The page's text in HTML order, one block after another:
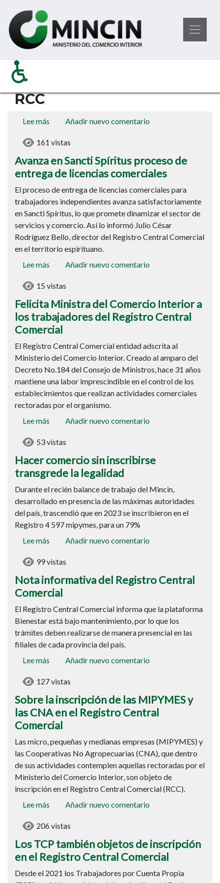
RCC
Lee más sobre
en
Sancti
Spíritus
proceso
de
entrega
de
licencias
comerciales
Añadir nuevo comentario
161 vistas
Avanza en Sancti Spíritus proceso de
entrega de licencias comerciales
El proceso de entrega de licencias comerciales para
trabajadores independientes avanza satisfactoriamente
en Sancti Spíritus, lo que promete dinamizar el sector de
servicios y comercio. Así lo informó Julio César
Rodríguez Bello, director del Registro Central Comercial
en el territorio espirituano.
Lee más sobre
Ministra
del
Comercio
Interior
a
los
trabajadores
del
Registro
Central
Comercial
Añadir nuevo comentario
15 vistas
Felicita Ministra del Comercio Interior a
los trabajadores del Registro Central
Comercial
El Registro Central Comercial entidad adscrita al
Ministerio del Comercio Interior. Creado al amparo del
Decreto No.184 del Consejo de Ministros, hace 31 años
mantiene una labor imprescindible en el control de los
establecimientos que realizan actividades comerciales
rectoradas por el organismo.
Lee más sobre
comercio
inscribirse
transgrede
la
legalidad
Añadir nuevo comentario
53 vistas
Hacer comercio sin inscribirse
transgrede la legalidad
Durante el recién balance de trabajo del Mincin,
desarrollado en presencia de las máximas autoridades
del país, trascendió que en 2023 se inscribieron en el
Registro 4 597 mipymes, para un 79%
Lee más sobre
informativa
del
Registro
Central
Comercial
Añadir nuevo comentario
99 vistas
Nota informativa del Registro Central
Comercial
El Registro Central Comercial informa que la plataforma
Bienestar está bajo mantenimiento, por lo que los
trámites deben realizarse de manera presencial en las
filiales de cada provincia del país.
Lee más sobre
la
inscripción
de
las
MIPYMES
y
las
CNA
en
el
Registro
Comercial
Añadir nuevo comentario
127 vistas
Sobre la inscripción de las MIPYMES y
las CNA en el Registro Central
Comercial
Las micro, pequeñas y medianas empresas (MIPYMES) y
las Cooperativas No Agropecuarias (CNA), que dentro
de sus actividades contemplen aquellas rectoradas por el
Ministerio del Comercio Interior, son objeto de
inscripción en el Registro Central Comercial (RCC).
Lee más sobre
TCP
también
objetos
de
inscripción
Añadir nuevo comentario
206 vistas
Los TCP también objetos de inscripción
en el Registro Central Comercial
Desde el 2021 los Trabajadores por Cuenta Propia